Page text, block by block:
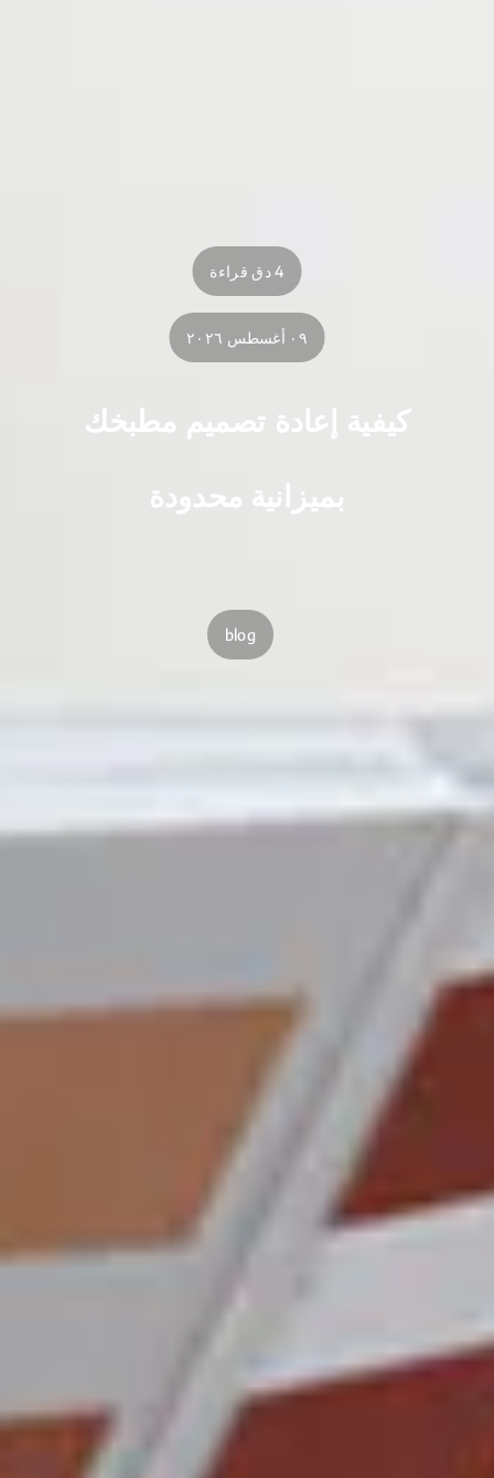
4 دق قراءة
٠٩ أغسطس ٢٠٢٦
كيفية إعادة تصميم مطبخك
بميزانية محدودة
blog